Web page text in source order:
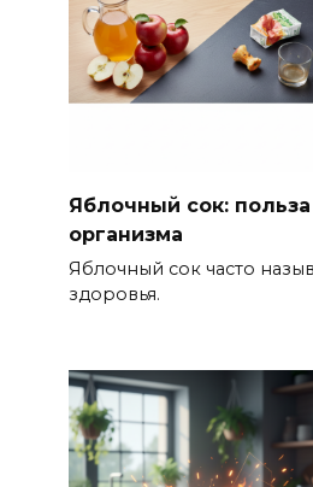
Яблочный сок:
организма
Яблочный сок часто
здоровья.